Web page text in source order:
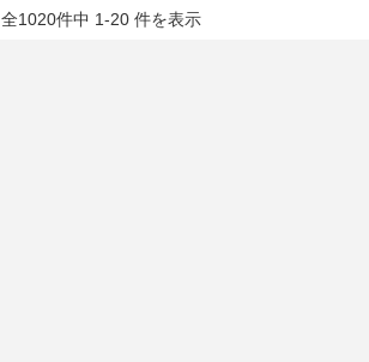
全1020件中 1-20 件を表示